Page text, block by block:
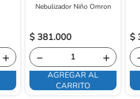
＋
Nebulizador Niño Omron
$ 381.000
＋
－
AGREGAR AL
CARRITO
$